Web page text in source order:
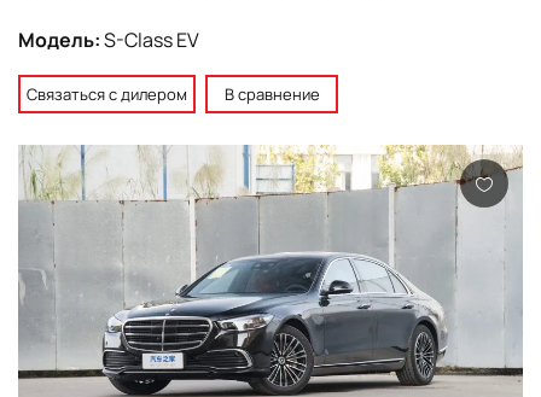
Модель:S-Class EV
Связаться с дилером В сравнение